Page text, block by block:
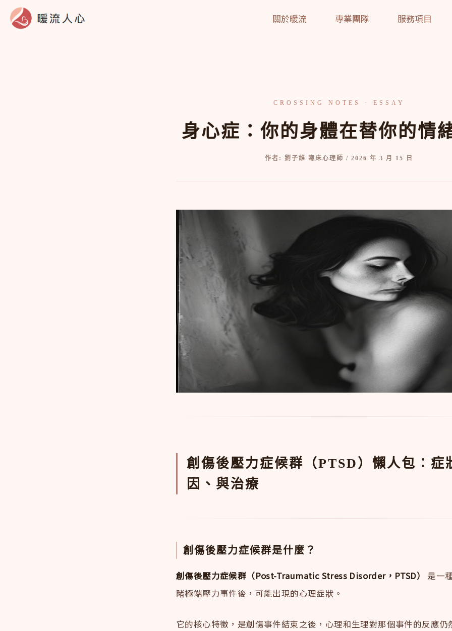
關於暖流 專業團隊 服務項目
身心症：你的身體在替你的情
作者: 劉子維 臨床心理師 / 2026 年 3 月 15 日
創傷後壓力症候群（PTSD）懶人包：症
因、與治療
創傷後壓力症候群是什麼？
創傷後壓力症候群（Post-Traumatic Stress Disorder，PTSD）
是一
睹極端壓力事件後，可能出現的心理症狀。
它的核心特徵，是創傷事件結束之後，心理和生理對那個事件的反應仍